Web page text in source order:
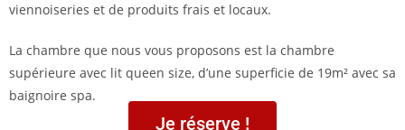
viennoiseries et de produits frais et locaux.
La chambre que nous vous proposons est la chambre
supérieure avec lit queen size, d’une superficie de 19m² avec sa
baignoire spa.
Je réserve !